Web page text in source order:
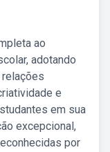
ao
adotando
e
em sua
excepcional,
por